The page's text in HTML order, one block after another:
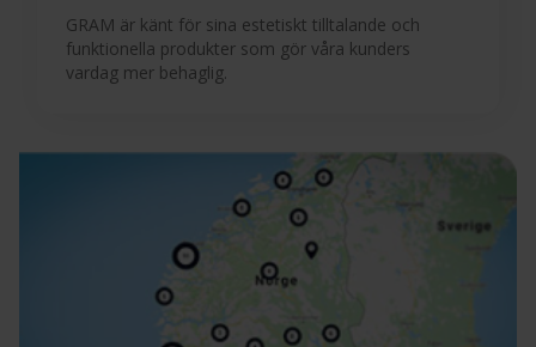
GRAM är känt för sina estetiskt tilltalande och
funktionella produkter som gör våra kunders
vardag mer behaglig.